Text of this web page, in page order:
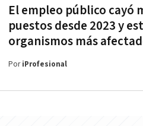
El empleo público cayó
puestos desde 2023 y
organismos más
PoriProfesional